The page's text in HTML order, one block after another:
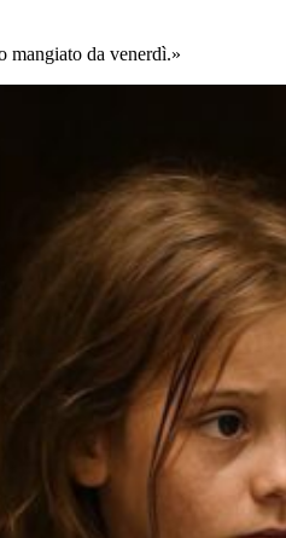
mangiato da venerdì.»